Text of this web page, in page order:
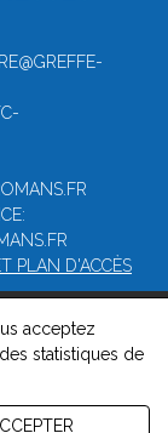
PLAN D'ACCÈS
de Romans -
-Politique de
acceptez
statistiques de